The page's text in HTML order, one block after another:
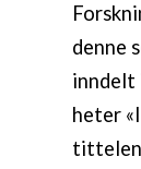
denne
inndelt
heter
tittelen